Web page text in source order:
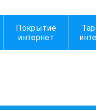
Покрытие
интернет